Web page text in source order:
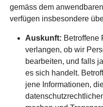
gemäss dem
verfügen insbesondere
Auskunft: Betroffene
verlangen, ob wir
bearbeiten, und falls
es sich handelt.
jene Infor­mationen,